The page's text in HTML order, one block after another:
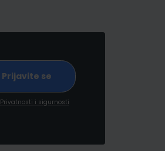
Privatnosti i sigurnosti